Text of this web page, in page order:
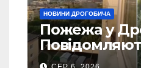
НОВИНИ ДРОГОБИЧА
Пожежа у
5 гаражів